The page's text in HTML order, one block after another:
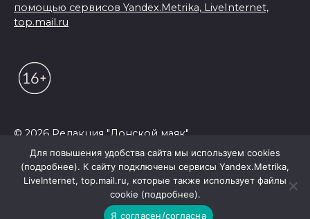
помощью сервисов Yandex.Metrika, LiveInternet,
top.mail.ru
© 2026 Редакция "Донской маяк"
Для повышения удобства сайта мы используем cookies
(подробнее). К сайту подключены сервисы Yandex.Metrika,
LiveInternet, top.mail.ru, которые также использует файлы
cookie (подробнее).
Я согласен/согласна